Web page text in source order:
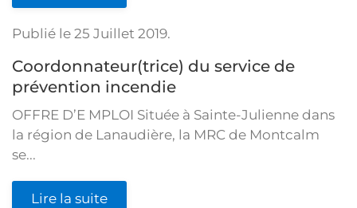
Publié le 25 Juillet 2019.
Coordonnateur(trice) du service de
prévention incendie
OFFRE D’E MPLOI Située à Sainte-Julienne dans
la région de Lanaudière, la MRC de Montcalm
se...
Lire la suite